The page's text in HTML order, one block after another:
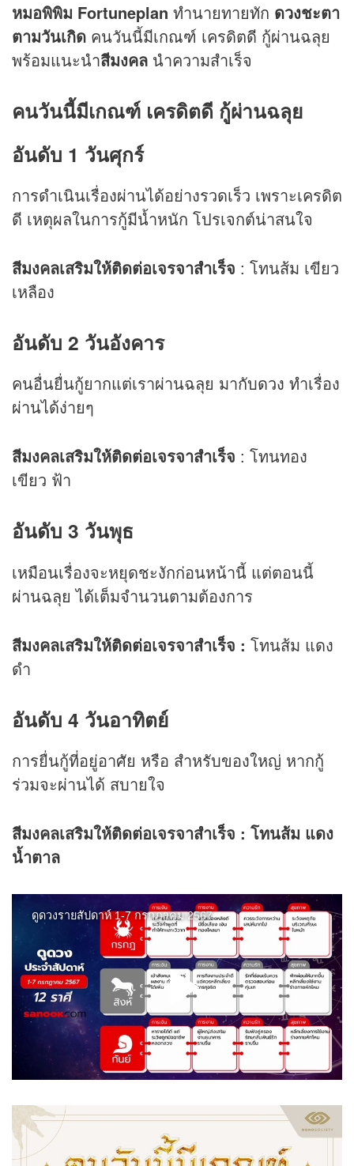
หมอพิพิม Fortuneplan ทำนายทายทัก ดวงชะตา
ตามวันเกิด คนวันนี้มีเกณฑ์ เครดิตดี กู้ผ่านฉลุย
พร้อมแนะนำสีมงคล นำความสำเร็จ
คนวันนี้มีเกณฑ์ เครดิตดี กู้ผ่านฉลุย
อันดับ 1 วันศุกร์
การดำเนินเรื่องผ่านได้อย่างรวดเร็ว เพราะเครดิต
ดี เหตุผลในการกู้มีน้ำหนัก โปรเจกต์น่าสนใจ
สีมงคลเสริมให้ติดต่อเจรจาสำเร็จ : โทนส้ม เขียว
เหลือง
อันดับ 2 วันอังคาร
คนอื่นยื่นกู้ยากแต่เราผ่านฉลุย มากับดวง ทำเรื่อง
ผ่านได้ง่ายๆ
สีมงคลเสริมให้ติดต่อเจรจาสำเร็จ : โทนทอง
เขียว ฟ้า
อันดับ 3 วันพุธ
เหมือนเรื่องจะหยุดชะงักก่อนหน้านี้ แต่ตอนนี้
ผ่านฉลุย ได้เต็มจำนวนตามต้องการ
สีมงคลเสริมให้ติดต่อเจรจาสำเร็จ : โทนส้ม แดง
ดำ
อันดับ 4 วันอาทิตย์
การยื่นกู้ที่อยู่อาศัย หรือ สำหรับของใหญ่ หากกู้
ร่วมจะผ่านได้ สบายใจ
สีมงคลเสริมให้ติดต่อเจรจาสำเร็จ : โทนส้ม แดง
น้ำตาล